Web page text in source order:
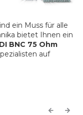
ein Muss für alle
bietet Ihnen ein
BNC 75 Ohm
auf
Previous
Next